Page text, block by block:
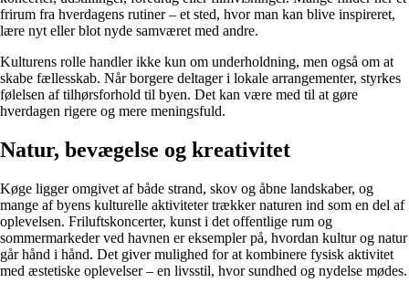
frirum fra hverdagens rutiner – et sted, hvor man kan blive inspireret,
lære nyt eller blot nyde samværet med andre.
Kulturens rolle handler ikke kun om underholdning, men også om at
skabe fællesskab. Når borgere deltager i lokale arrangementer, styrkes
følelsen af tilhørsforhold til byen. Det kan være med til at gøre
hverdagen rigere og mere meningsfuld.
Natur, bevægelse og kreativitet
Køge ligger omgivet af både strand, skov og åbne landskaber, og
mange af byens kulturelle aktiviteter trækker naturen ind som en del af
oplevelsen. Friluftskoncerter, kunst i det offentlige rum og
sommermarkeder ved havnen er eksempler på, hvordan kultur og natur
går hånd i hånd. Det giver mulighed for at kombinere fysisk aktivitet
med æstetiske oplevelser – en livsstil, hvor sundhed og nydelse mødes.